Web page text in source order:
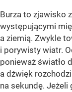
Burza to zjawisko
występującymi
a ziemią. Zwykle
i porywisty wiatr.
ponieważ światło
a dźwięk
na sekundę. Jeżeli